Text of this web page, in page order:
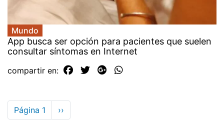
Mundo
App busca ser opción para pacientes que suelen
consultar síntomas en Internet
compartir en:
Paginación
Página 1
Siguiente
página
››